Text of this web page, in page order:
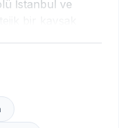
İstanbul ve
trafik kazası
kadar